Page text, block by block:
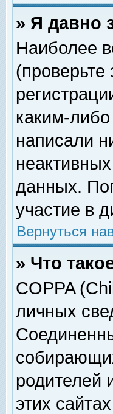
» Я давно
Наиболее
каким-
написали
данных.
участие в
Вернуться
» Что
COPPA
личных
родителей
этих